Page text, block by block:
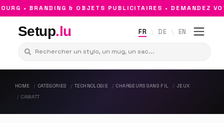
• BRANDING & OBJETS PUBLICITAIRES • DEMANDEZ
Setup.lu FR DE EN
HOME CATÉGORIES TECHNOLOGIE CHARGEURS SANS FIL
JEUX
CAWATT